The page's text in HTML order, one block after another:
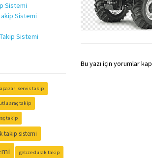
Bu yazı için yorumlar
Sistemi
Sistemi
Sistemi
servis takip
araç takip
takip
takip sistemi
gebze durak takip